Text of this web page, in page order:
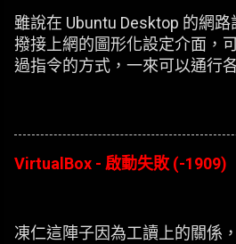
雖說在 Ubuntu Desktop 的網路
撥接上網的圖形化設定介面，
過指令的方式，一來可以通行
VirtualBox - 啟動失敗 (-1909)
凍仁這陣子因為工讀上的關係